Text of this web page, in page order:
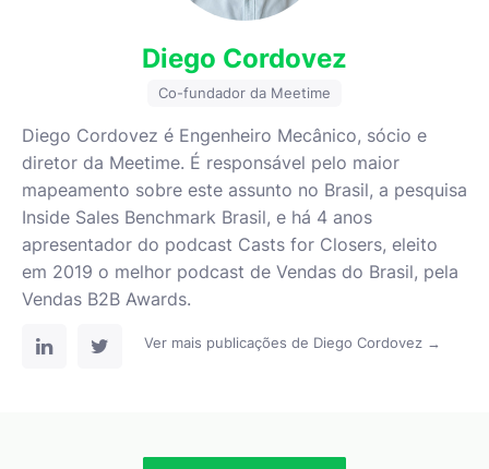
Diego Cordovez
Co-fundador da Meetime
Diego Cordovez é Engenheiro Mecânico, sócio e
diretor da Meetime. É responsável pelo maior
mapeamento sobre este assunto no Brasil, a pesquisa
Inside Sales Benchmark Brasil, e há 4 anos
apresentador do podcast Casts for Closers, eleito
em 2019 o melhor podcast de Vendas do Brasil, pela
Vendas B2B Awards.
Ver mais publicações de Diego Cordovez →